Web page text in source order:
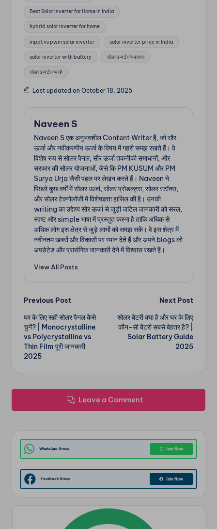
Best Solar Inverter for Home in India
hybrid solar inverter for home
mppt vs pwm solar inverter solar inverter price in India
solar inverter with battery सोलर इन्वर्टर के प्रकार
सोलर इन्वर्टर क्या है
Last updated on October 18, 2025
Naveen S
Naveen S एक अनुभवशील Content Writer हैं, जो सौर
ऊर्जा और नवीकरणीय ऊर्जा के विषय में गहरी समझ रखते हैं। वे
विशेष रूप से सोलर पैनल, सौर ऊर्जा तकनीकी समाधानों, और
सरकार की सोलर योजनाओं, जैसे कि PM KUSUM और PM
Surya Urja जैसी पहल पर लेखन करते हैं। Naveen ने
पिछले कुछ वर्षों में सोलर ऊर्जा, सोलर प्रोडक्ट्स, सोलर स्टॉक्स,
और सोलर टेक्नोलॉजी में विशेषज्ञता हासिल की है। उनकी
writing का उद्देश्य सौर ऊर्जा से जुड़ी जटिल जानकारी को सरल,
स्पष्ट और simple भाषा में प्रस्तुत करना है ताकि अधिक से
अधिक लोग इस क्षेत्र से जुड़े लाभों को समझ सकें। वे इस क्षेत्र में
नवीनतम खबरों और विकासों पर ध्यान देते हैं और अपने blogs को
अपडेटेड और प्रासंगिक जानकारी देने में विश्वास रखते हैं।
View All Posts
Post
navigation
Previous Post
घर के लिए सही सोलर पैनल कैसे
चुनें? | Monocrystalline
vs Polycrystalline vs
Thin Film पूरी जानकारी
2025
Next Post
सोलर बैटरी क्या है और घर के लिए
कौन-सी बैटरी सबसे बेहतर है? |
Solar Battery Guide
2025
Leave a Comment
WhatsApp Group Join Now
Facebook Group Join Now